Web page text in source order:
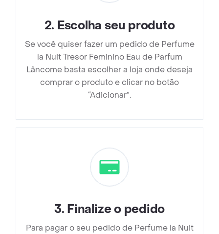
2. Escolha seu produto
Se você quiser fazer um pedido de Perfume
la Nuit Tresor Feminino Eau de Parfum
Lâncome basta escolher a loja onde deseja
comprar o produto e clicar no botão
“Adicionar”.
3. Finalize o pedido
Para pagar o seu pedido de Perfume la Nuit